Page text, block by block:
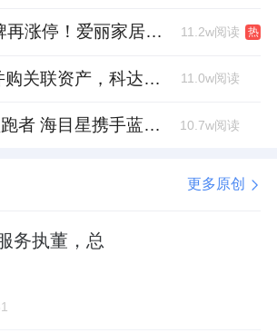
求团队每个人都要学会换位思
们的父母住在小区，我们希望
样的环境中成长？”
年如一日的坚守
评选活动中，赵艳颖荣获“最美
乡建设局评为“红色物业”示范
9连板后复牌再涨停！爱丽家居市盈率318倍，跨界收购案尚未落地 11.2w阅读 热
溢价220%并购关联资产，科达制造近75亿元重组被否 11.0w阅读
TGV 赛道领跑者 海目星携手蓝思科技掘金先进封装 10.7w阅读
更多原创
务执董，总